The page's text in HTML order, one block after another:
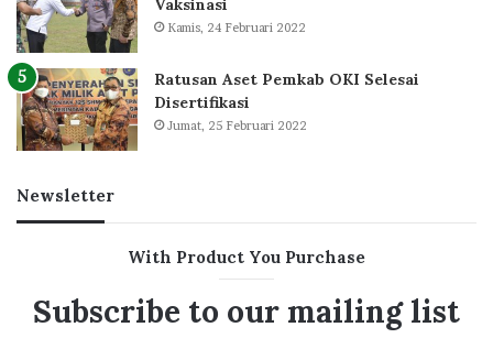
Vaksinasi
Kamis, 24 Februari 2022
Ratusan Aset Pemkab OKI Selesai
Disertifikasi
Jumat, 25 Februari 2022
Newsletter
With Product You Purchase
Subscribe to our mailing list